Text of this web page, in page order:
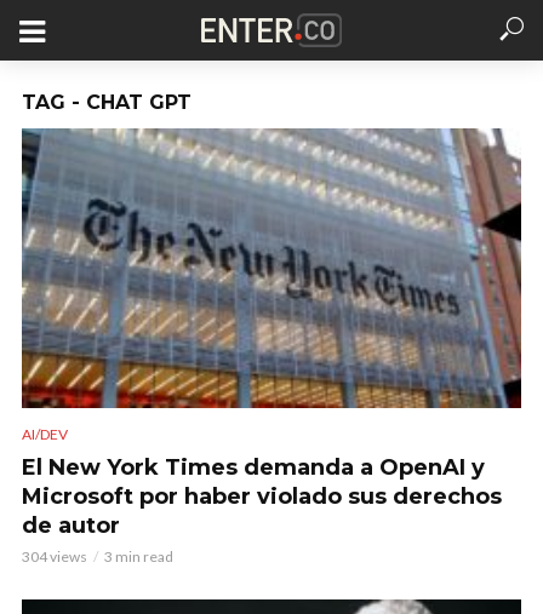
TAG - CHAT GPT
AI/DEV
El New York Times demanda a OpenAI y
Microsoft por haber violado sus derechos
de autor
304 views 3 min read